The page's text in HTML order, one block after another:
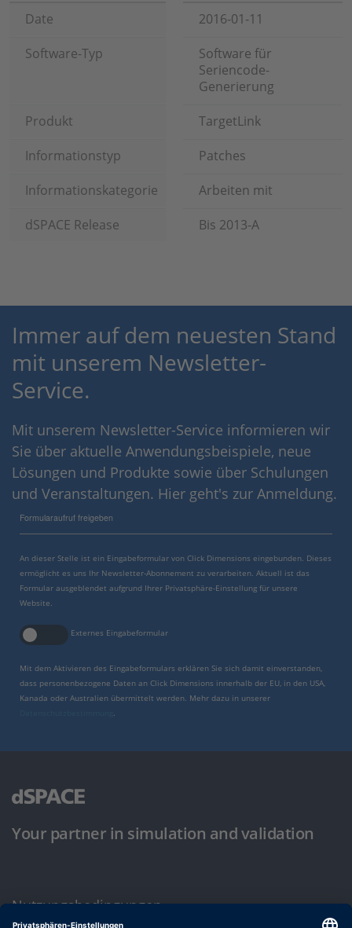
Date
2016-01-11
Software-Typ
Software für
Seriencode-
Generierung
Produkt
TargetLink
Informationstyp
Patches
Informationskategorie
Arbeiten mit
dSPACE Release
Bis 2013-A
Immer auf dem neuesten Stand
mit unserem Newsletter-
Service.
Mit unserem Newsletter-Service informieren wir
Sie über aktuelle Anwendungsbeispiele, neue
Lösungen und Produkte sowie über Schulungen
und Veranstaltungen. Hier geht's zur Anmeldung.
Formularaufruf freigeben
An dieser Stelle ist ein Eingabeformular von Click Dimensions eingebunden. Dieses
ermöglicht es uns Ihr Newsletter-Abonnement zu verarbeiten. Aktuell ist das
Formular ausgeblendet aufgrund Ihrer Privatsphäre-Einstellung für unsere
Website.
Externes Eingabeformular
Mit dem Aktivieren des Eingabeformulars erklären Sie sich damit einverstanden,
dass personenbezogene Daten an Click Dimensions innerhalb der EU, in den USA,
Kanada oder Australien übermittelt werden. Mehr dazu in unserer
Your partner in simulation and validation
Nutzungsbedingungen